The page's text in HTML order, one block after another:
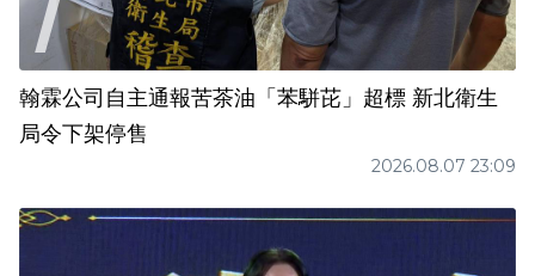
翰霖公司自主通報苦茶油「苯駢芘」超標 新北衛生
局令下架停售
2026.08.07 23:09